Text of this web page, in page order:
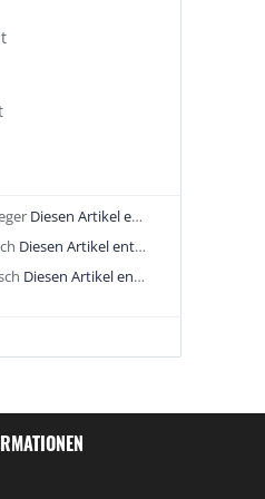
Diesen Artikel entfernen
Diesen Artikel entfernen
Diesen Artikel entfernen